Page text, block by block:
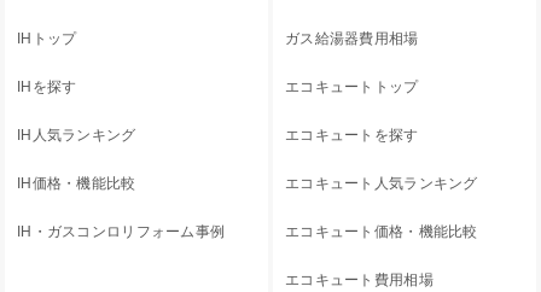
IHトップ
IHを探す
IH人気ランキング
IH価格・機能比較
IH・ガスコンロリフォーム事例
ガス給湯器費用相場
エコキュートトップ
エコキュートを探す
エコキュート人気ランキング
エコキュート価格・機能比較
エコキュート費用相場